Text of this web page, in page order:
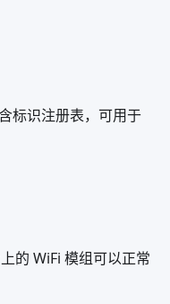
标识注册表，可用于
的 WiFi 模组可以正常